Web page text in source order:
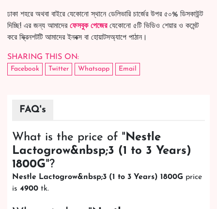
ঢাকা শহরে অথবা বাইরে যেকোনো স্থানে ডেলিভারি চার্জের উপর ৫০% ডিসকাউন্ট
দিচ্ছি! এর জন্য আমাদের ফেসবুক পেজেরযেকোনো ৫টি ভিডিও শেয়ার ও কমেন্ট
করে স্ক্রিনশটটি আমাদের ইনবক্স বা হোয়াটসঅ্যাপে পাঠান।
SHARING THIS ON:
Facebook Twitter Whatsapp Email
FAQ's
What is the price of " Nestle
Lactogrow&nbsp;3 (1 to 3 Years)
1800G"?
Nestle Lactogrow&nbsp;3 (1 to 3 Years) 1800G price
is 4900 tk.